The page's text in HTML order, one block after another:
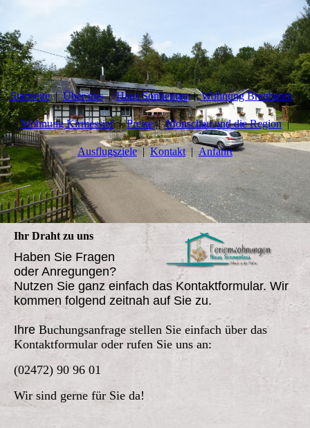
Startseite Über uns Haus Sonnentau Wohnung Brettbaum
Wohnung Kirmessief Preise Monschau und die Region
Ausflugsziele Kontakt Anfahrt
Ihr Draht zu uns
Haben Sie Fragen
oder Anregungen?
Nutzen Sie ganz einfach das Kontaktformular. Wir
kommen folgend zeitnah auf Sie zu.
Ihre Buchungsanfrage stellen Sie einfach über das
Kontaktformular oder rufen Sie uns an:
(02472) 90 96 01
Wir sind gerne für Sie da!